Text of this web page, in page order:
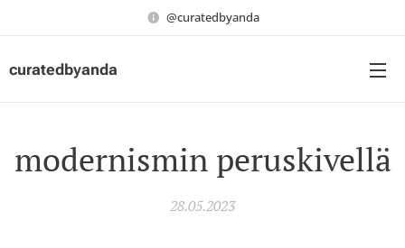
@curatedbyanda
curatedbyanda
modernismin peruskivellä
28.05.2023